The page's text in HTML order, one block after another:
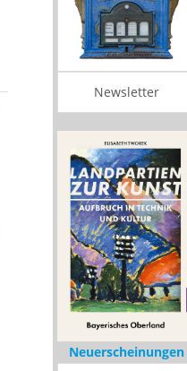
Newsletter
Neuerscheinungen